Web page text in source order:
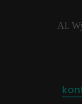
Al.